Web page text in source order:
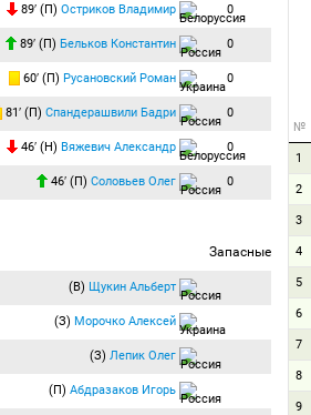
89′ (П) Остриков Владимир 0
89′ (П) Бельков Константин 0
60′ (П) Русановский Роман 0
81′ (П) Спандерашвили Бадри 0
46′ (Н) Вяжевич Александр 0
46′ (П) Соловьев Олег 0
Запасные
(В) Щукин Альберт
(З) Морочко Алексей
(З) Лепик Олег
(П) Абдразаков Игорь
№
1
2
3
4
5
6
7
8
9